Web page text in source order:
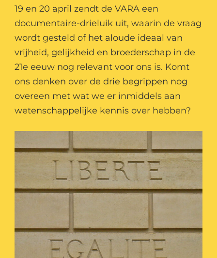
19 en 20 april zendt de VARA een
documentaire-drieluik uit, waarin de vraag
wordt gesteld of het aloude ideaal van
vrijheid, gelijkheid en broederschap in de
21e eeuw nog relevant voor ons is. Komt
ons denken over de drie begrippen nog
overeen met wat we er inmiddels aan
wetenschappelijke kennis over hebben?